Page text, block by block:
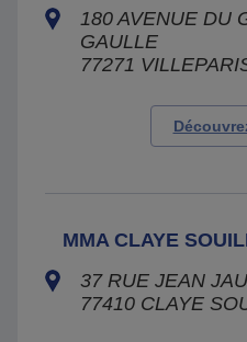
180 AVENUE DU
GAULLE
77271
MMA CLAYE
37 RUE JEAN
77410 CLAYE